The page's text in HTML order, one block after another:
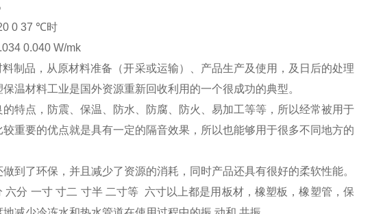
0 37 ℃时
0.040 W/mk
制品，从原材料准备（开采或运输）、产品生产及使用，及日后的处理
温材料工业是国外资源重新回收利用的一个很成功的典型。
特点，防震、保温、防水、防腐、防火、易加工等等，所以经常被用于
重要的优点就是具有一定的隔音效果，所以也能够用于很多不同地方的
到了环保，并且减少了资源的消耗，同时产品还具有很好的柔软性能。
分 一寸 寸二 寸半 二寸等 六寸以上都是用板材，橡塑板，橡塑管，保